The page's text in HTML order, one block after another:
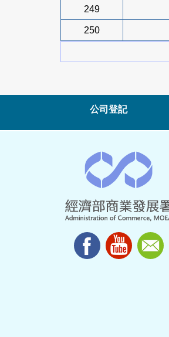
249
250
公司登記